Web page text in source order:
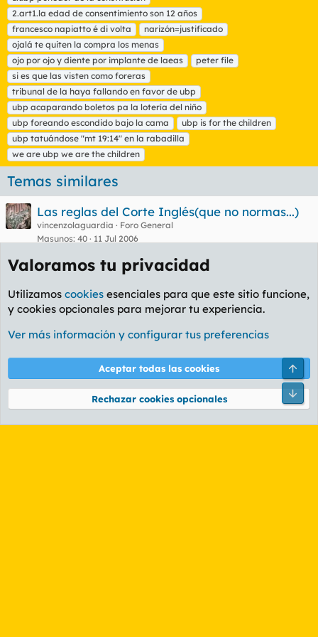
q
u
e
t
a
s
2.art1.la edad de consentimiento son 12 años
francesco napiatto é di volta
narizón=justificado
ojalá te quiten la compra los menas
ojo por ojo y diente por implante de laeas
peter file
si es que las visten como foreras
tribunal de la haya fallando en favor de ubp
ubp acaparando boletos pa la lotería del niño
ubp foreando escondido bajo la cama
ubp is for the children
ubp tatuándose "mt 19:14" en la rabadilla
we are ubp we are the children
Temas similares
Las reglas del Corte Inglés(que no normas...)
vincenzolaguardia
Foro General
Masunos 40 11 Jul 2006
Facebook
Enlace
Valoramos tu privacidad
Utilizamos cookies esenciales para que este sitio funcione,
y cookies opcionales para mejorar tu experiencia.
Ver más información y configurar tus preferencias
Aceptar todas las cookies
Rechazar cookies opcionales
Pie